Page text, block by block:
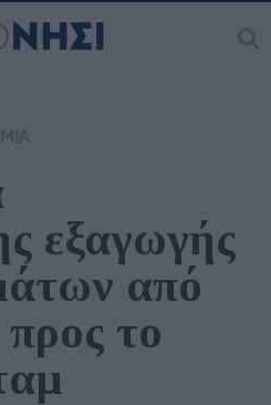
εξαγωγής
από
το